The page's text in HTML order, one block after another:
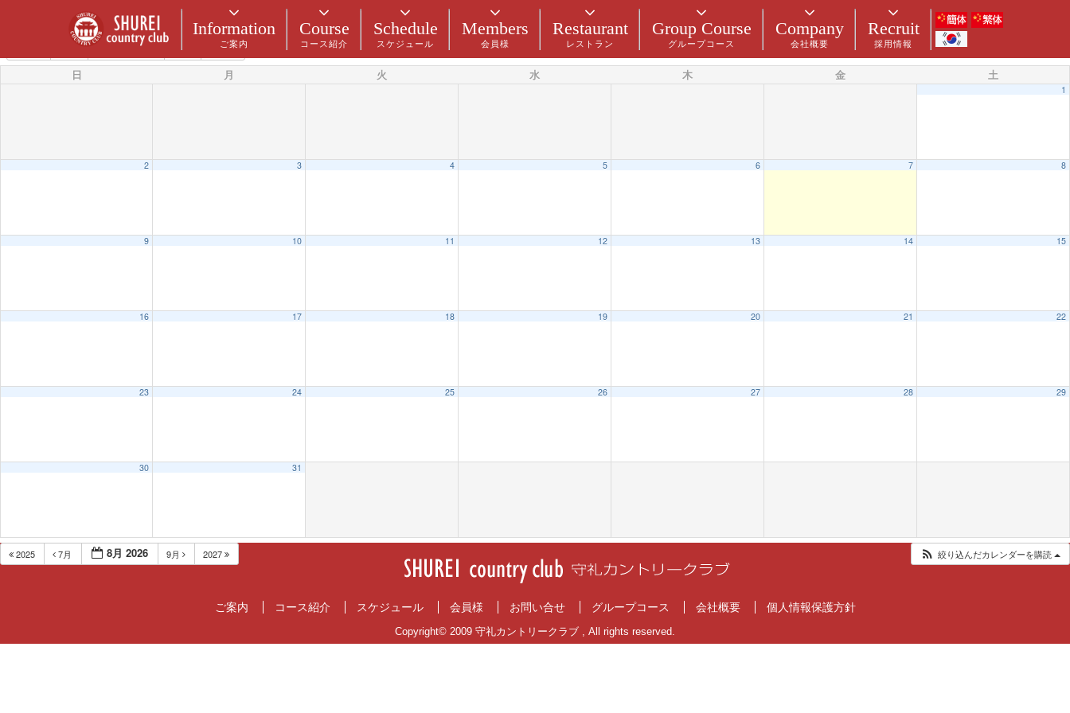
Information
ご案内
Course
コース紹介
Schedule
スケジュール
Members
会員様
Restaurant
レストラン
Group Course
グループコース
Company
会社概要
Recruit
採用情報
カテゴリー
8月 2026 9月 2027
日 月 火 水 木 金 土
1
2 3 4 5 6 7 8
9 10 11 12 13 14 15
16 17 18 19 20 21 22
23 24 25 26 27 28 29
30 31
2025 7月 8月 2026 9月 2027 絞り込んだカレンダーを購読
ご案内 コース紹介 スケジュール 会員様 お問い合せ グループコース 会社概要 個人情報保護方針
Copyright© 2009 守礼カントリークラブ , All rights reserved.